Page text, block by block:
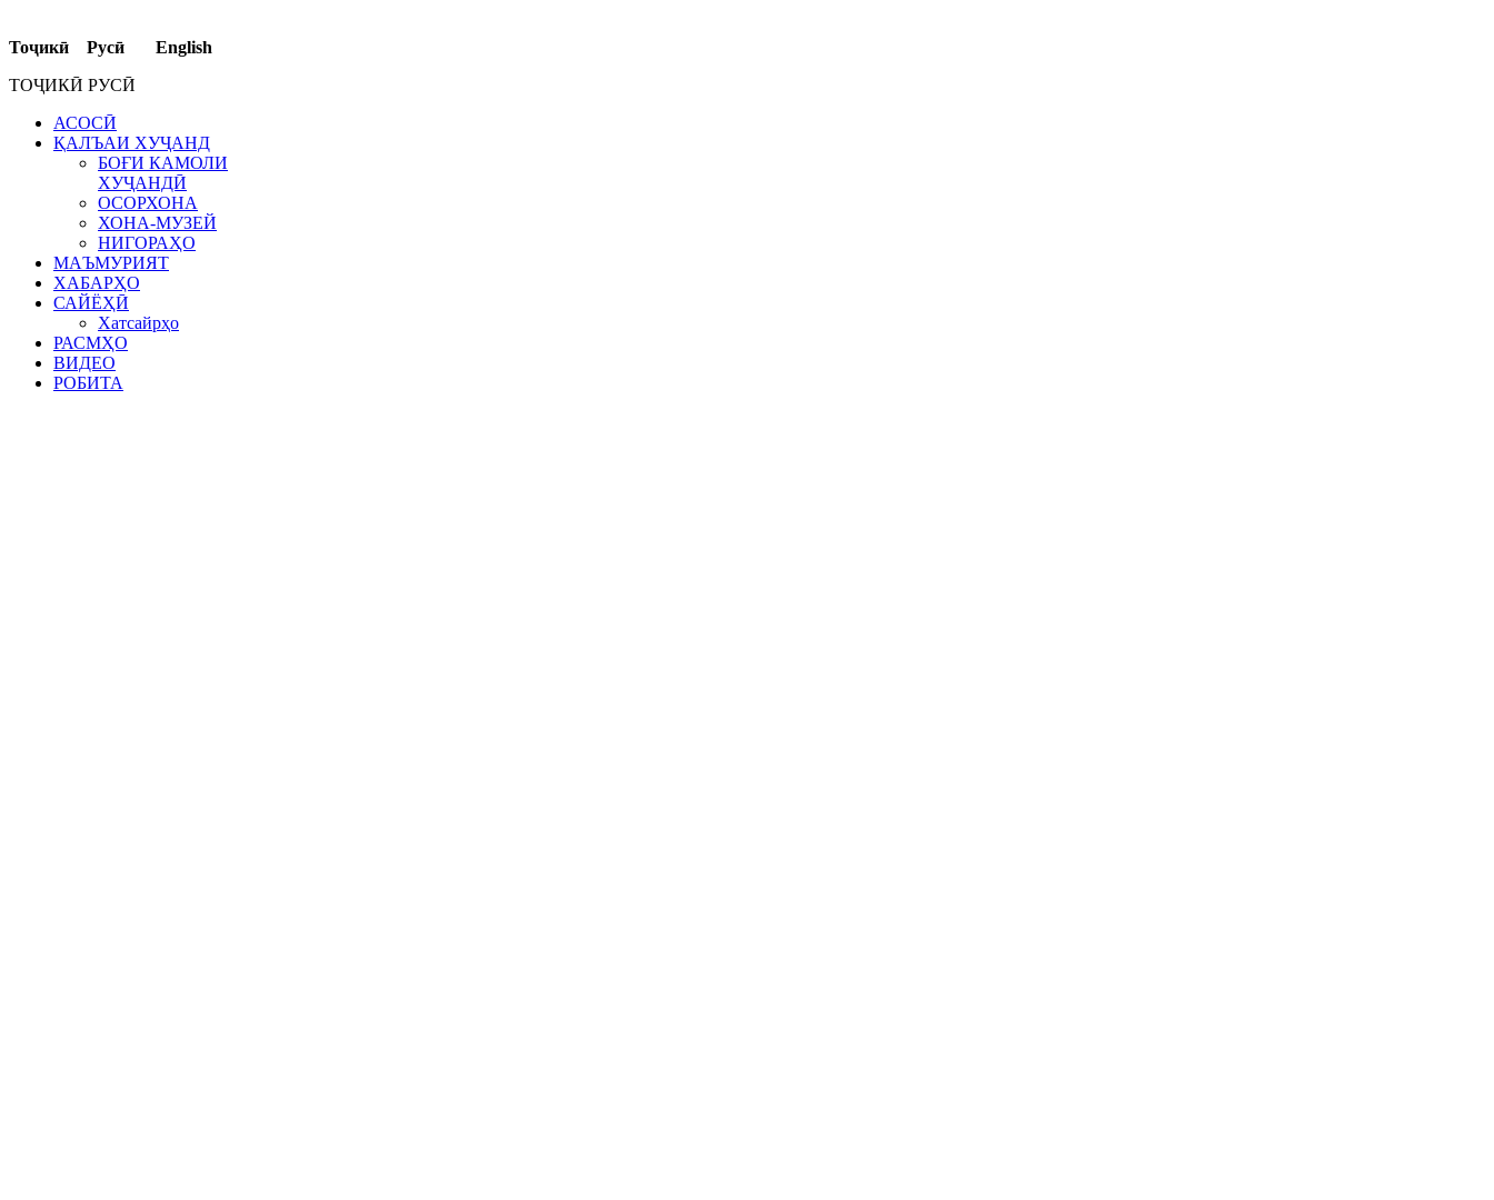
Тоҷикӣ Русӣ English
ТОҶИКӢ РУСӢ
АСОСӢ
ҚАЛЪАИ ХУҶАНД
БОҒИ КАМОЛИ
ХУҶАНДӢ
ОСОРХОНА
ХОНА-МУЗЕЙ
НИГОРАҲО
МАЪМУРИЯТ
ХАБАРҲО
САЙЁҲӢ
Хатсайрҳо
РАСМҲО
ВИДЕО
РОБИТА